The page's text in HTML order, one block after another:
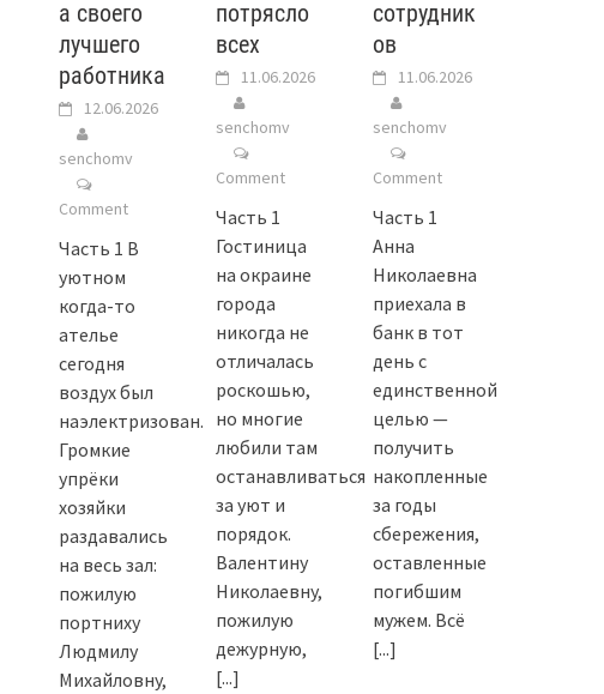
а своего
лучшего
работника
12.06.2026
senchomv
Comment
Часть 1 В
уютном
когда-то
ателье
сегодня
воздух был
наэлектризован.
Громкие
упрёки
хозяйки
раздавались
на весь зал:
пожилую
портниху
Людмилу
Михайловну,
потрясло
всех
11.06.2026
senchomv
Comment
Часть 1
Гостиница
на окраине
города
никогда не
отличалась
роскошью,
но многие
любили там
останавливаться
за уют и
порядок.
Валентину
Николаевну,
пожилую
дежурную,
[...]
сотрудник
ов
11.06.2026
senchomv
Comment
Часть 1
Анна
Николаевна
приехала в
банк в тот
день с
единственной
целью —
получить
накопленные
за годы
сбережения,
оставленные
погибшим
мужем. Всё
[...]